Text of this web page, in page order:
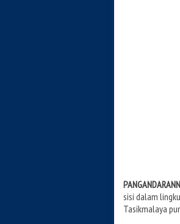
sisi dalam
Tasikmalaya